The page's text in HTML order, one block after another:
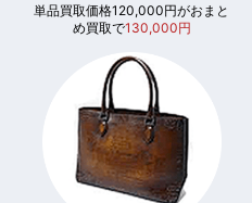
単品買取価格120,000円がおまと
め買取で130,000円